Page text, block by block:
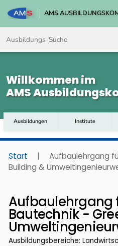
AMS
Willkommen im
AMS
Ausbildungen Institute
Start |
Aufbaulehrgang
Building &
Aufbaulehrgang
Bautechnik -
Ausbildungsbereiche: